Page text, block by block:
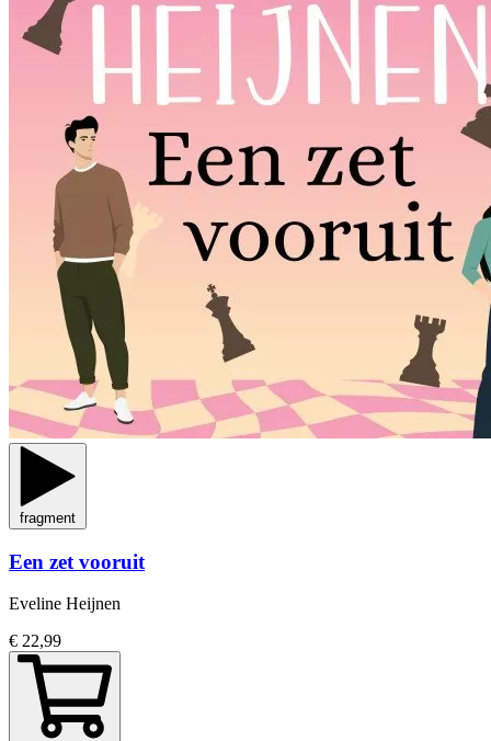
fragment
Een zet vooruit
Eveline Heijnen
€ 22,99